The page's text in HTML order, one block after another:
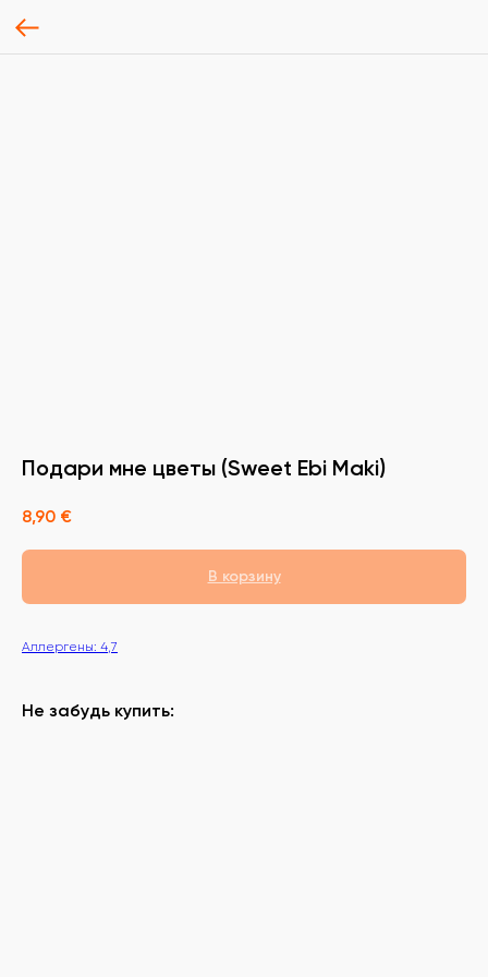
Подари мне цветы (Sweet Ebi Maki)
8,90 €
В корзину
Аллергены: 4,7
Не забудь купить: